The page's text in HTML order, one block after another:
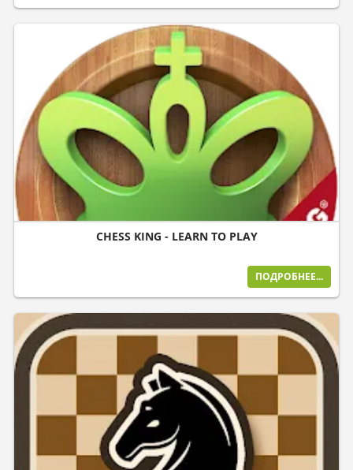
CHESS KING - LEARN TO PLAY
ПОДРОБНЕЕ...